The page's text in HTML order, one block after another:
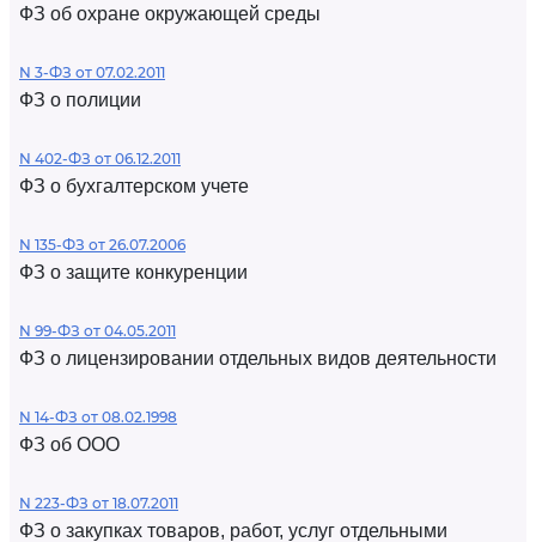
ФЗ об охране окружающей среды
N 3-ФЗ от 07.02.2011
ФЗ о полиции
N 402-ФЗ от 06.12.2011
ФЗ о бухгалтерском учете
N 135-ФЗ от 26.07.2006
ФЗ о защите конкуренции
N 99-ФЗ от 04.05.2011
ФЗ о лицензировании отдельных видов деятельности
N 14-ФЗ от 08.02.1998
ФЗ об ООО
N 223-ФЗ от 18.07.2011
ФЗ о закупках товаров, работ, услуг отдельными